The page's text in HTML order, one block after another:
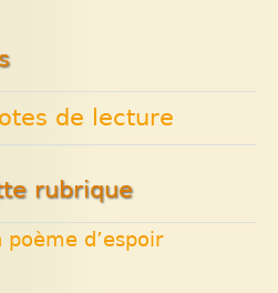
de lecture
rubrique
d’espoir